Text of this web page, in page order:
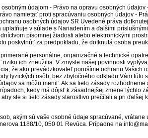
údajom - Právo na opravu osobných
namietať proti spracúvaniu osobných údajov -
osobných údajov SR Uvedené práva
v súlade s Nariadením a ďalšími
písomnej žiadosti alebo elektronickými
poskytnúť za predpokladu, že dotknutá osoba
personálne, organizačné a technické
ich zneužitia. V zmysle našej povinnosti
že ako prevádzkovateľ porušíme ochranu Vašich
fyzických osôb, bez zbytočného odkladu Vám
sa môžu meniť. Ak sa tieto zásady
kedy má dôjsť k zásadnejšej zmene týchto
ste si tieto zásady starostlivo prečítali a pri
akým sú vaše osobné údaje spracúvané,
1188/10, 050 01 Revúca. Prípadne na